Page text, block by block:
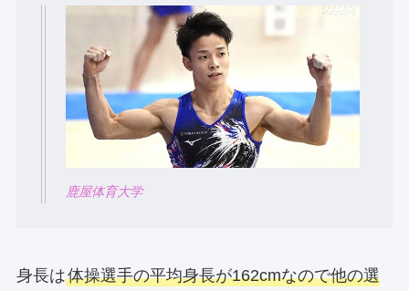
鹿屋体育大学
身長は体操選手の平均身長が162cmなので他の選